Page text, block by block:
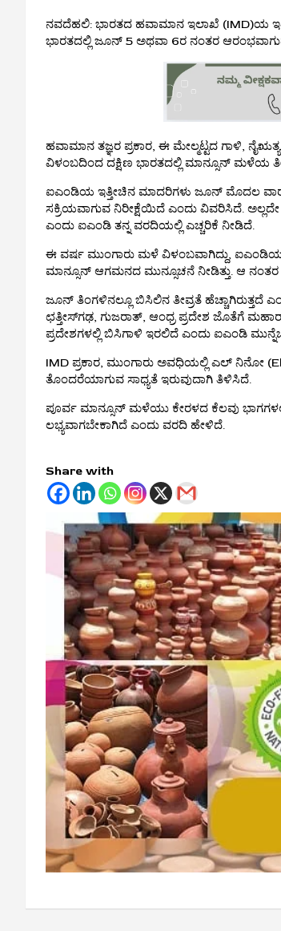
ನವದೆಹಲಿ: ಭಾರತದ ಹವಾಮಾನ ಇಲಾಖೆ (IMD)ಯ
ಭಾರತದಲ್ಲಿ ಜೂನ್ 5 ಅಥವಾ 6ರ ನಂತರ
ಹವಾಮಾನ ತಜ್ಞರ ಪ್ರಕಾರ, ಈ ಮೇಲ್ಮಟ್ಟದ ಗಾಳಿ,
ವಿಳಂಬದಿಂದ ದಕ್ಷಿಣ ಭಾರತದಲ್ಲಿ ಮಾನ್ಸೂನ್ ಮಳೆಯ
ಐಎಂಡಿಯ ಇತ್ತೀಚಿನ ಮಾದರಿಗಳು ಜೂನ್ ಮೊದಲ
ಸಕ್ರಿಯವಾಗುವ ನಿರೀಕ್ಷೆಯಿದೆ ಎಂದು ವಿವರಿಸಿದೆ.
ಎಂದು ಐಎಂಡಿ ತನ್ನ ವರದಿಯಲ್ಲಿ ಎಚ್ಚರಿಕೆ ನೀಡಿದೆ.
ಈ ವರ್ಷ ಮುಂಗಾರು ಮಳೆ ವಿಳಂಬವಾಗಿದ್ದು, ಐಎಂಡಿಯ
ಮಾನ್ಸೂನ್ ಆಗಮನದ ಮುನ್ಸೂಚನೆ ನೀಡಿತ್ತು. ಆ ನಂತರ
ಜೂನ್ ತಿಂಗಳಿನಲ್ಲೂ ಬಿಸಿಲಿನ ತೀವ್ರತೆ
ಛತ್ತೀಸ್‌ಗಢ, ಗುಜರಾತ್, ಆಂಧ್ರ ಪ್ರದೇಶ ಜೊತೆಗೆ
ಪ್ರದೇಶಗಳಲ್ಲಿ ಬಿಸಿಗಾಳಿ ಇರಲಿದೆ ಎಂದು ಐಎಂಡಿ
IMD ಪ್ರಕಾರ, ಮುಂಗಾರು ಅವಧಿಯಲ್ಲಿ ಎಲ್ ನಿನೋ
ತೊಂದರೆಯಾಗುವ ಸಾಧ್ಯತೆ ಇರುವುದಾಗಿ ತಿಳಿಸಿದೆ.
ಪೂರ್ವ ಮಾನ್ಸೂನ್ ಮಳೆಯು ಕೇರಳದ ಕೆಲವು
ಲಭ್ಯವಾಗಬೇಕಾಗಿದೆ ಎಂದು ವರದಿ ಹೇಳಿದೆ.
Share with